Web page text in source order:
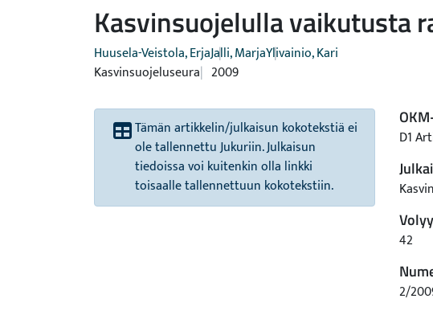
Kasvinsuojelulla vaikutusta
Huusela-Veistola, ErjaJalli, MarjaYlivainio, Kari
Kasvinsuojeluseura 2009
Tämän artikkelin/julkaisun kokotekstiä ei
ole tallennettu Jukuriin. Julkaisun
tiedoissa voi kuitenkin olla linkki
toisaalle tallennettuun kokotekstiin.
D1
42
2/